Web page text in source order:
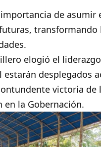
de asumir
transformando
elogió el
desplegados
victoria de
en la Gobernación.